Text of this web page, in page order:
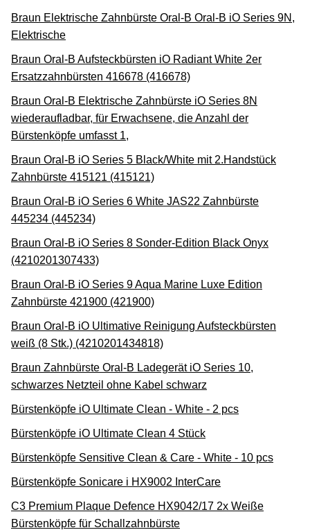
Braun Elektrische Zahnbürste Oral-B Oral-B iO Series 9N,
Elektrische
Braun Oral-B Aufsteckbürsten iO Radiant White 2er
Ersatzzahnbürsten 416678 (416678)
Braun Oral-B Elektrische Zahnbürste iO Series 8N
wiederaufladbar, für Erwachsene, die Anzahl der
Bürstenköpfe umfasst 1,
Braun Oral-B iO Series 5 Black/White mit 2.Handstück
Zahnbürste 415121 (415121)
Braun Oral-B iO Series 6 White JAS22 Zahnbürste
445234 (445234)
Braun Oral-B iO Series 8 Sonder-Edition Black Onyx
(4210201307433)
Braun Oral-B iO Series 9 Aqua Marine Luxe Edition
Zahnbürste 421900 (421900)
Braun Oral-B iO Ultimative Reinigung Aufsteckbürsten
weiß (8 Stk.) (4210201434818)
Braun Zahnbürste Oral-B Ladegerät iO Series 10,
schwarzes Netzteil ohne Kabel schwarz
Bürstenköpfe iO Ultimate Clean - White - 2 pcs
Bürstenköpfe iO Ultimate Clean 4 Stück
Bürstenköpfe Sensitive Clean & Care - White - 10 pcs
Bürstenköpfe Sonicare i HX9002 InterCare
C3 Premium Plaque Defence HX9042/17 2x Weiße
Bürstenköpfe für Schallzahnbürste